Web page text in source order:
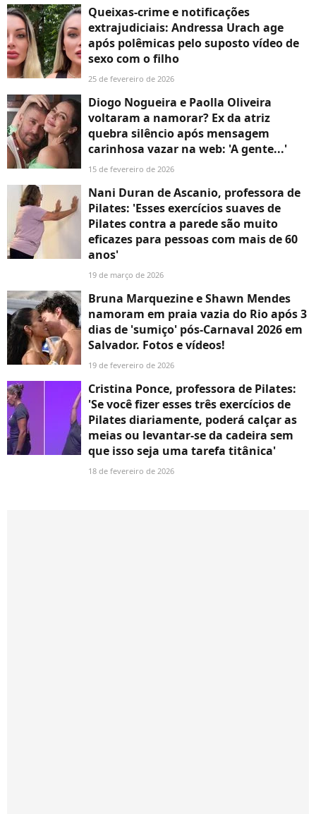
Queixas-crime e notificações
extrajudiciais: Andressa Urach age
após polêmicas pelo suposto vídeo de
sexo com o filho
25 de fevereiro de 2026
Diogo Nogueira e Paolla Oliveira
voltaram a namorar? Ex da atriz
quebra silêncio após mensagem
carinhosa vazar na web: 'A gente...'
15 de fevereiro de 2026
Nani Duran de Ascanio, professora de
Pilates: 'Esses exercícios suaves de
Pilates contra a parede são muito
eficazes para pessoas com mais de 60
anos'
19 de março de 2026
Bruna Marquezine e Shawn Mendes
namoram em praia vazia do Rio após 3
dias de 'sumiço' pós-Carnaval 2026 em
Salvador. Fotos e vídeos!
19 de fevereiro de 2026
Cristina Ponce, professora de Pilates:
'Se você fizer esses três exercícios de
Pilates diariamente, poderá calçar as
meias ou levantar-se da cadeira sem
que isso seja uma tarefa titânica'
18 de fevereiro de 2026